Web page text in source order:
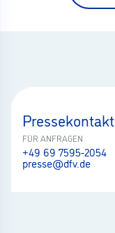
Pressekontakt
FÜR ANFRAGEN
+49 69 7595-2054
presse@dfv.de